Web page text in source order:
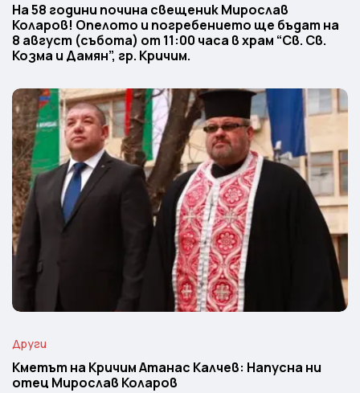
На 58 години почина свещеник Мирослав
Коларов! Опелото и погребението ще бъдат на
8 август (събота) от 11:00 часа в храм “Св. Св.
Козма и Дамян”, гр. Кричим.
Други
Кметът на Кричим Атанас Калчев: Напусна ни
отец Мирослав Коларов